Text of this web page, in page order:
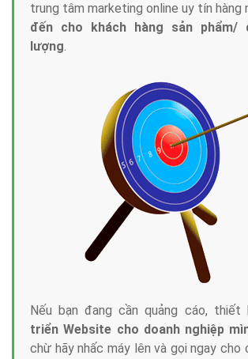
trung tâm marketing online uy tín hàng
đến cho khách hàng sản phẩm/
lượng.
Nếu bạn đang cần quảng cáo, thiết
triển Website cho doanh nghiệp
chừ hãy nhấc máy lên và gọi ngay cho